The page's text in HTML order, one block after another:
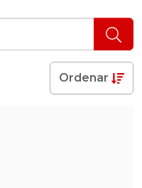
Ordenar